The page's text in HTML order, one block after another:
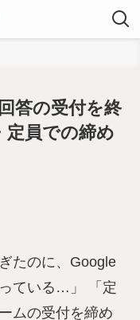
答の受付を終
定員での締め
たのに、Google
ている…」 「定
ムの受付を締め